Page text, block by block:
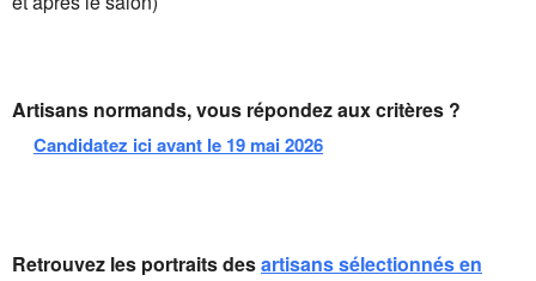
Artisans normands, vous répondez aux critères ?
Candidatez ici avant le 19 mai 2026
Retrouvez les portraits desartisans sélectionnés en